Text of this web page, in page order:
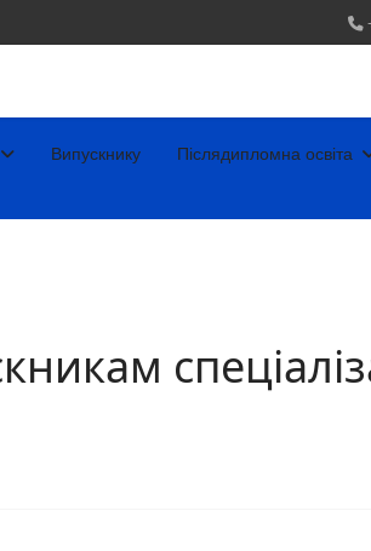
Випускнику Післядипломна освіта